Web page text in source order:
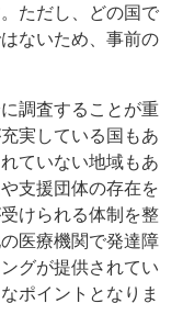
ただし、どの国で
ないため、事前の
調査することが重
実している国もあ
ていない地域もあ
支援団体の存在を
けられる体制を整
医療機関で発達障
グが提供されてい
ポイントとなりま